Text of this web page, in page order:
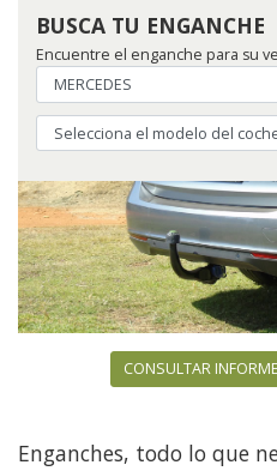
BUSCA TU ENGANCHE
Encuentre el enganche para su
CONSULTAR
Enganches, todo lo que